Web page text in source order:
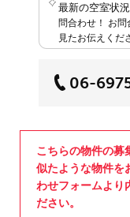
最新の空室状
問合わせ！ お問
見たお伝えくだ
06-
こちらの物件の募
似たような物件を
わせフォームより
ださい。